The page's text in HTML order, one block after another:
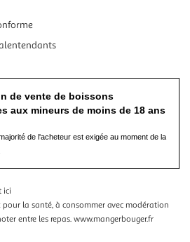
de vente de boissons
aux mineurs de moins de 18 ans
de l'acheteur est exigée au moment de la
ici
pour la santé, à consommer avec modération
entre les repas. www.mangerbouger.fr